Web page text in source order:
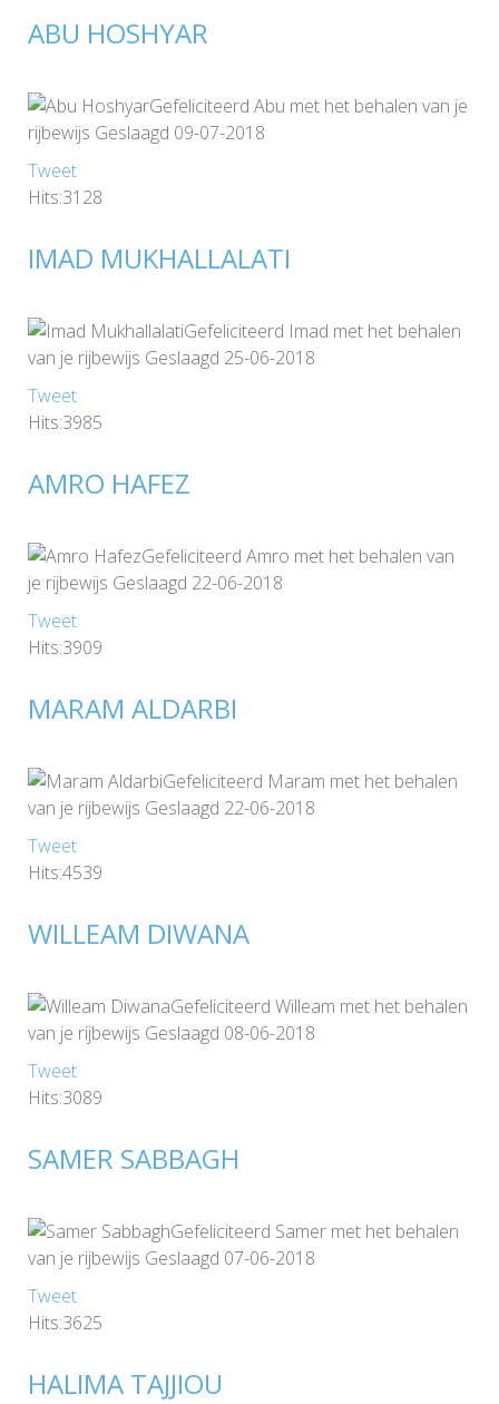
ABU HOSHYAR
Gefeliciteerd Abu met het behalen van je
rijbewijs Geslaagd 09-07-2018
Tweet
Hits:3128
IMAD MUKHALLALATI
Gefeliciteerd Imad met het behalen
van je rijbewijs Geslaagd 25-06-2018
Tweet
Hits:3985
AMRO HAFEZ
Gefeliciteerd Amro met het behalen van
je rijbewijs Geslaagd 22-06-2018
Tweet
Hits:3909
MARAM ALDARBI
Gefeliciteerd Maram met het behalen
van je rijbewijs Geslaagd 22-06-2018
Tweet
Hits:4539
WILLEAM DIWANA
Gefeliciteerd Willeam met het behalen
van je rijbewijs Geslaagd 08-06-2018
Tweet
Hits:3089
SAMER SABBAGH
Gefeliciteerd Samer met het behalen
van je rijbewijs Geslaagd 07-06-2018
Tweet
Hits:3625
HALIMA TAJJIOU